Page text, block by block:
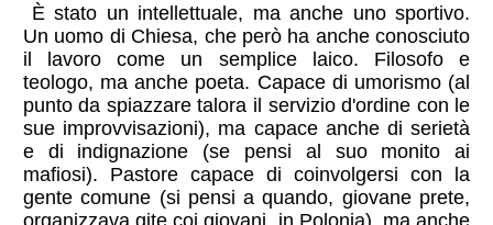
È stato un intellettuale, ma anche uno sportivo.
Un uomo di Chiesa, che però ha anche conosciuto
il lavoro come un semplice laico. Filosofo e
teologo, ma anche poeta. Capace di umorismo (al
punto da spiazzare talora il servizio d'ordine con le
sue improvvisazioni), ma capace anche di serietà
e di indignazione (se pensi al suo monito ai
mafiosi). Pastore capace di coinvolgersi con la
gente comune (si pensi a quando, giovane prete,
organizzava gite coi giovani, in Polonia), ma anche